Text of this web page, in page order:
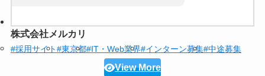
株式会社メルカリ
#採用サイト#東京都#IT・Web業界#インターン募集#中途募集
View More